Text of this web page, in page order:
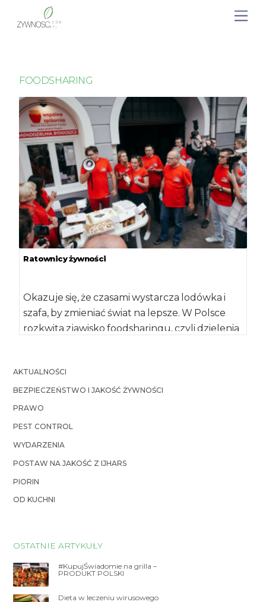
FOODSHARING
Ratownicy żywności
Okazuje się, że czasami wystarcza lodówka i
szafa, by zmieniać świat na lepsze. W Polsce
rozkwita zjawisko foodsharingu, czyli dzielenia
AKTUALNOŚCI
BEZPIECZEŃSTWO I JAKOŚĆ ŻYWNOŚCI
PRAWO
PEST CONTROL
WYDARZENIA
POSTAW NA JAKOŚĆ Z IJHARS
PIORIN
OD KUCHNI
OSTATNIE ARTYKUŁY
#KupujŚwiadomie na grilla –
PRODUKT POLSKI
Dieta w leczeniu wirusowego